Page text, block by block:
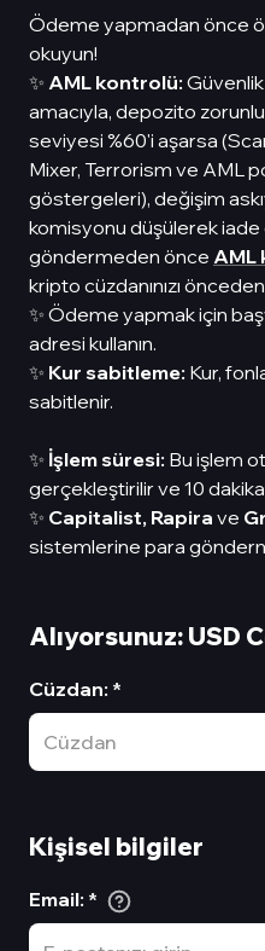
Ödeme yapmadan önce
okuyun!
✨ AML kontrolü:
amacıyla, depozito
seviyesi %60'i aşarsa
Mixer, Terrorism ve AML
göstergeleri), değişim
komisyonu düşülerek iade
göndermeden önce AML
kripto cüzdanınızı
✨ Ödeme yapmak için
adresi kullanın.
✨ Kur sabitleme: Kur,
sabitlenir.
✨ İşlem süresi: Bu işlem
gerçekleştirilir ve 10
✨ Capitalist, Rapira ve
sistemlerine para
Alıyorsunuz: USD
Cüzdan: *
Kişisel bilgiler
Email: *